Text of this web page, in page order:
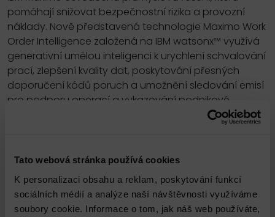
Tato webová stránka používá cookies
K personalizaci obsahu a reklam, poskytování funkcí
sociálních médií a analýze naší návštěvnosti využíváme
soubory cookie. Informace o tom, jak náš web používáte,
pomáhají snižovat bezpečnostní rizika a provozní
náklady. Nově představená technologie Maximo Work
Order Intelligence založená na IBM watsonx™ využívá
generativní umělou inteligenci k urychlení schvalování
prací, zlepšení kvality dat, poskytování přesných
doporučení kódů poruch a umožnění sledování emisí
pro podporu operací a vykazování podnikové
Propojené služby